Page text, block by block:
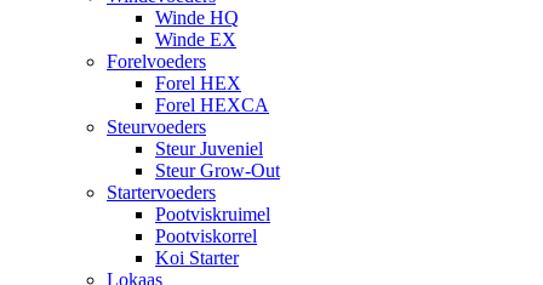
Winde HQ
Winde EX
Forelvoeders
Forel HEX
Forel HEXCA
Steurvoeders
Steur Juveniel
Steur Grow-Out
Startervoeders
Pootviskruimel
Pootviskorrel
Koi Starter
Lokaas